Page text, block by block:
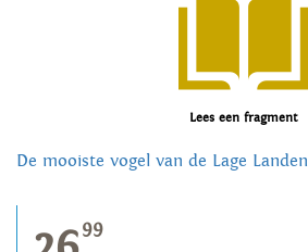
Lees een fragment
De mooiste vogel van de Lage Landen
99